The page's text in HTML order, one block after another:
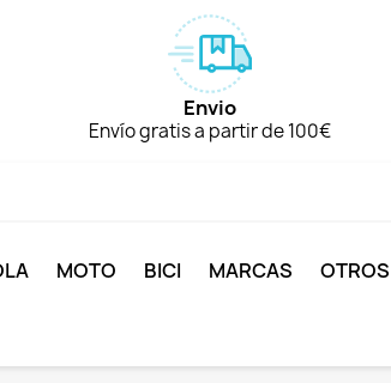
Envio
Envío gratis a partir de 100€
MOTO BICI MARCAS OTROS